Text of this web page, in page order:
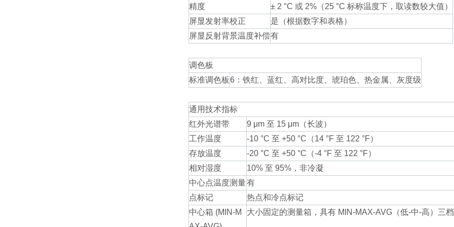
精度
± 2 °C 或 2%（25 °C 标称温度下，取读数较大值）
屏显发射率校正
是（根据数字和表格）
屏显反射背景温度补偿有
调色板
标准调色板6：铁红、蓝红、高对比度、琥珀色、热金属、灰度级
通用技术指标
红外光谱带
9 μm 至 15 μm（长波）
工作温度
-10 °C 至 +50 °C（14 °F 至 122 °F）
存放温度
-20 °C 至 +50 °C（-4 °F 至 122 °F）
相对湿度
10% 至 95%，非冷凝
中心点温度测量有
点标记
热点和冷点标记
中心箱 (MIN-M
大小固定的测量箱，具有 MIN-MAX-AVG（低-中-高）三